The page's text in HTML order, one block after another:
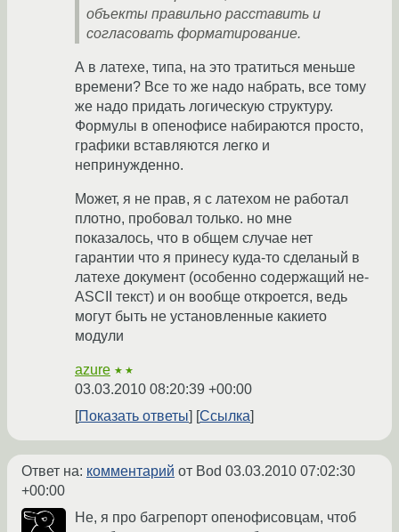
объекты правильно расставить и
согласовать форматирование.
А в латехе, типа, на это тратиться меньше
времени? Все то же надо набрать, все тому
же надо придать логическую структуру.
Формулы в опенофисе набираются просто,
графики вставляются легко и
непринужденно.
Может, я не прав, я с латехом не работал
плотно, пробовал только. но мне
показалось, что в общем случае нет
гарантии что я принесу куда-то сделаный в
латехе документ (особенно содержащий не-
ASCII текст) и он вообще откроется, ведь
могут быть не установленные какието
модули
azure ★★
03.03.2010 08:20:39 +00:00
Показать ответы
Ссылка
Ответ на: комментарий от Bod 03.03.2010 07:02:30
+00:00
Не, я про багрепорт опенофисовцам, чтоб